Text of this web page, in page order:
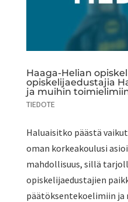
Haaga-Helian
opiskelijaedustajia
ja muihin
TIEDOTE
Haluaisitko päästä
oman korkeakoulusi
mahdollisuus, sillä
opiskelijaedustajien
päätöksentekoelimiin